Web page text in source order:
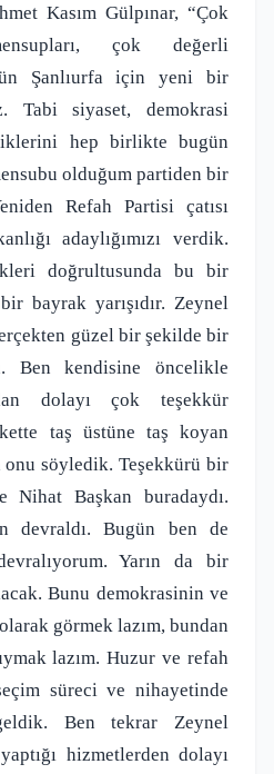
Kasım Gülpınar, “Çok
çok değerli
Şanlıurfa için yeni bir
Tabi siyaset, demokrasi
hep birlikte bugün
olduğum partiden bir
Refah Partisi çatısı
adaylığımızı verdik.
doğrultusunda bu bir
bayrak yarışıdır. Zeynel
güzel bir şekilde bir
Ben kendisine öncelikle
dolayı çok teşekkür
taş üstüne taş koyan
onu söyledik. Teşekkürü bir
Nihat Başkan buradaydı.
devraldı. Bugün ben de
Yarın da bir
Bunu demokrasinin ve
görmek lazım, bundan
lazım. Huzur ve refah
süreci ve nihayetinde
Ben tekrar Zeynel
hizmetlerden dolayı